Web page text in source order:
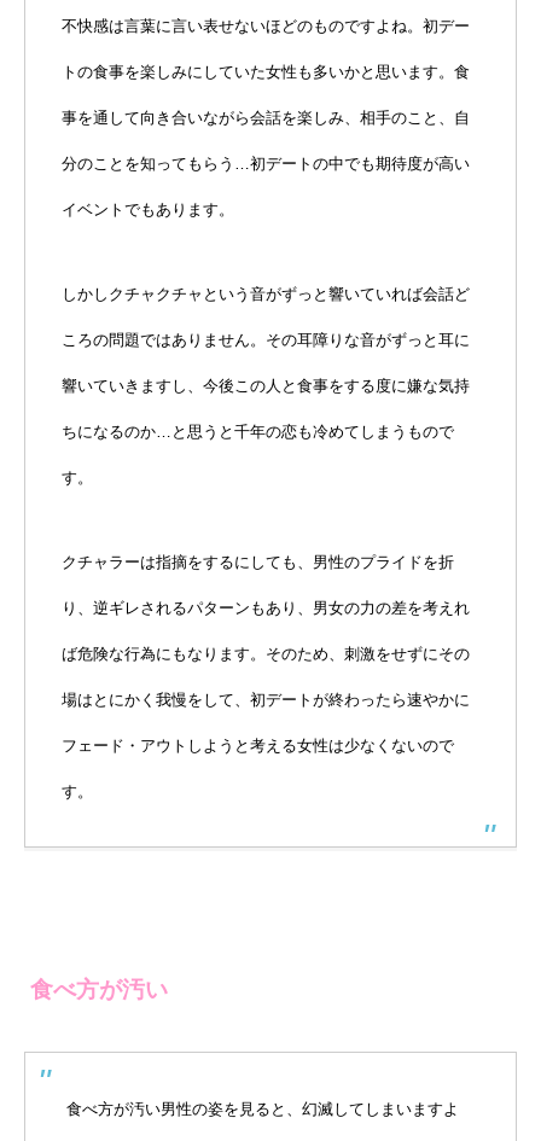
不快感は言葉に言い表せないほどのものですよね。初デー
トの食事を楽しみにしていた女性も多いかと思います。食
事を通して向き合いながら会話を楽しみ、相手のこと、自
分のことを知ってもらう…初デートの中でも期待度が高い
イベントでもあります。
しかしクチャクチャという音がずっと響いていれば会話ど
ころの問題ではありません。その耳障りな音がずっと耳に
響いていきますし、今後この人と食事をする度に嫌な気持
ちになるのか…と思うと千年の恋も冷めてしまうもので
す。
クチャラーは指摘をするにしても、男性のプライドを折
り、逆ギレされるパターンもあり、男女の力の差を考えれ
ば危険な行為にもなります。そのため、刺激をせずにその
場はとにかく我慢をして、初デートが終わったら速やかに
フェード・アウトしようと考える女性は少なくないので
す。
食べ方が汚い
食べ方が汚い男性の姿を見ると、幻滅してしまいますよ